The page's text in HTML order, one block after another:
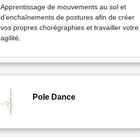
Apprentissage de mouvements au sol et
d’enchaînements de postures afin de créer
vos propres chorégraphies et travailler votre
agilité.
Pole Dance